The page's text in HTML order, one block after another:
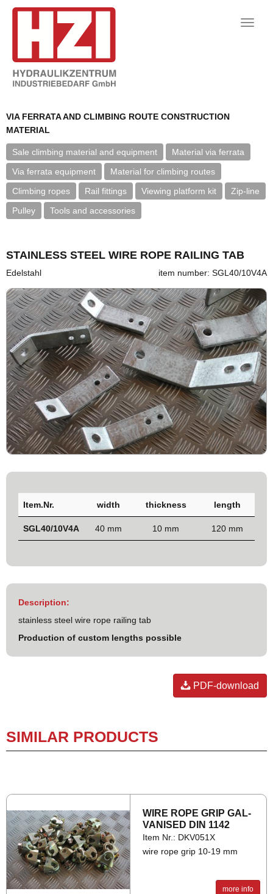
Toggle
VIA FERRATA AND CLIMBING ROUTE CONSTRUCTION
MATERIAL
Sale climbing material and equipment
Material via ferrata
Via ferrata equipment
Material for climbing routes
Climbing ropes
Rail fittings Viewing platform kit
Zip-line
Pulley
Tools and accessories
STAINLESS STEEL WIRE ROPE RAILING TAB
Edelstahl item number: SGL40/10V4A
Item.Nr. width thickness length
SGL40/10V4A 40 mm 10 mm 120 mm
Description:
stainless steel wire rope railing tab
Production of custom lengths possible
PDF-download
SIMILAR PRODUCTS
WIRE ROPE GRIP GAL­
VAN­ISED DIN 1142
Item Nr.: DKV051X
wire rope grip 10-19 mm
more info